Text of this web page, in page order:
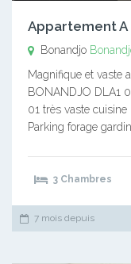
Appartement
Bonandjo
Magnifique et vaste
BONANDJO DLA1
01 très vaste
Parking forage
3 Chambres
7 mois depuis